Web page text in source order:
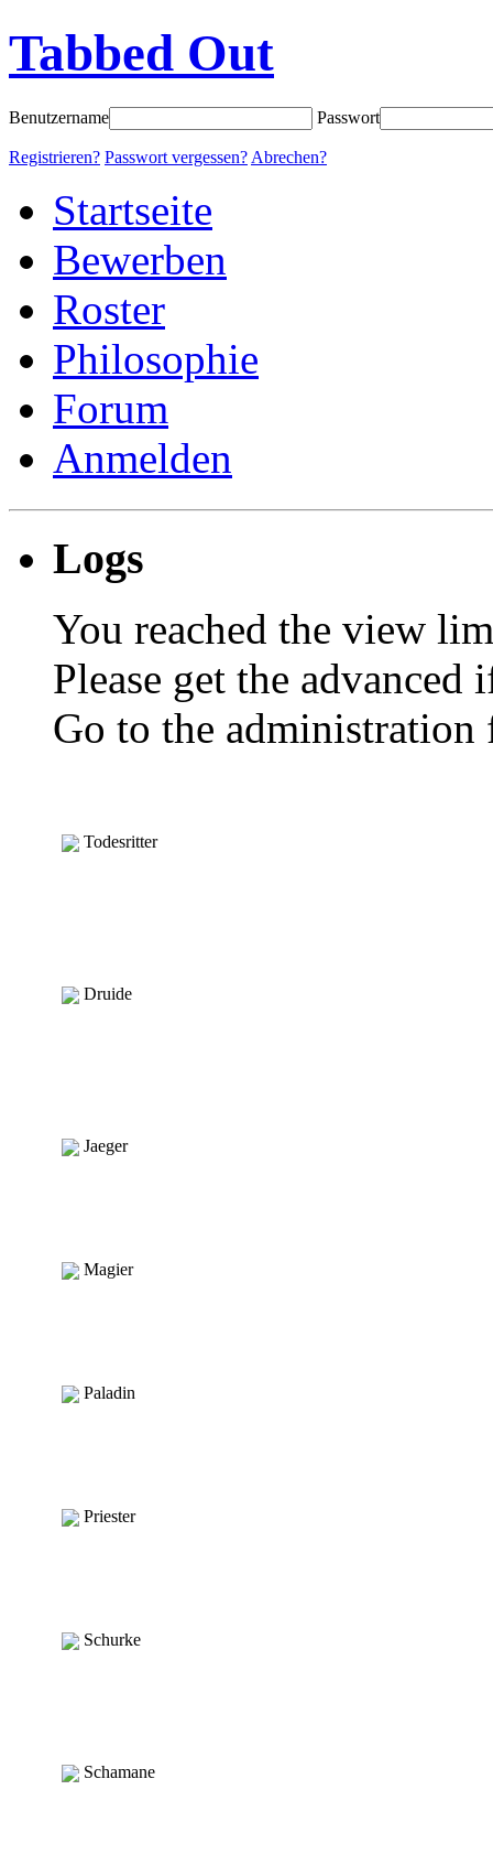
Tabbed Out
Benutzername Passwort
Registrieren? Passwort vergessen? Abrechen?
Startseite
Bewerben
Roster
Philosophie
Forum
Anmelden
Logs
You reached the view
Please get the advanced
Go to the administration
Todesritter
Druide
Jaeger
Magier
Paladin
Priester
Schurke
Schamane